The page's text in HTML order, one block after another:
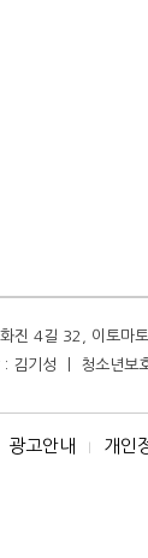
진 4길 32, 이토
: 김기성 ㅣ 청소년
광고안내 I 개인